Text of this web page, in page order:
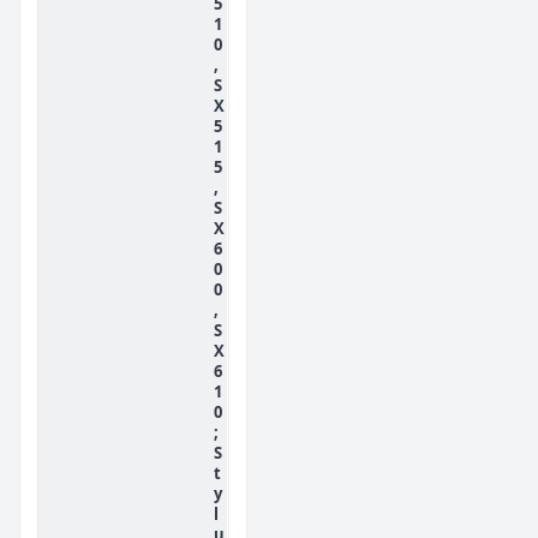
1
0
,
S
X
5
1
5
,
S
X
6
0
0
,
S
X
6
1
0
;
S
t
y
l